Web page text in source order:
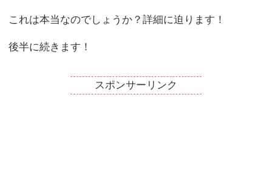
これは本当なのでしょうか？詳細に迫ります！
後半に続きます！
スポンサーリンク